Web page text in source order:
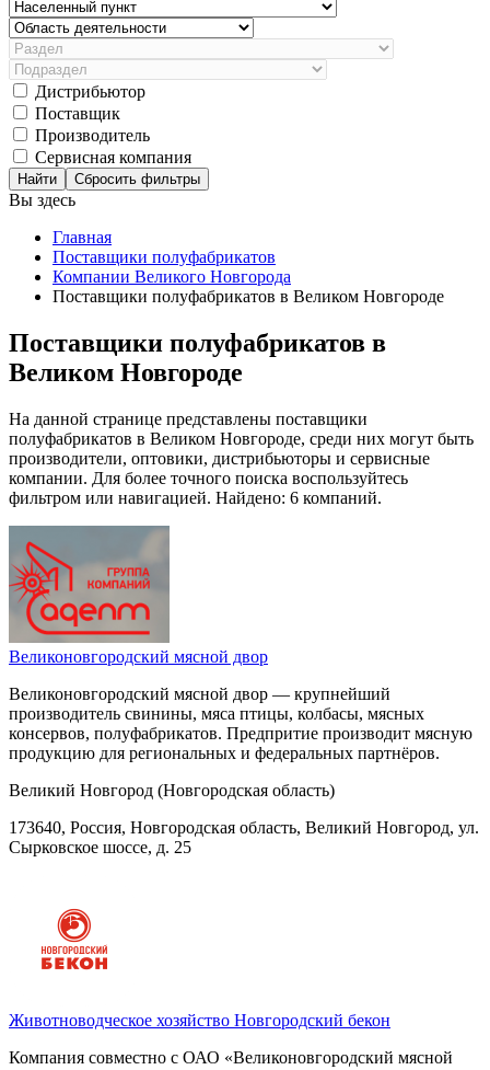
Дистрибьютор
Поставщик
Производитель
Сервисная компания
Сбросить фильтры
Вы здесь
Главная
Поставщики полуфабрикатов
Компании Великого Новгорода
Поставщики полуфабрикатов в Великом Новгороде
Поставщики полуфабрикатов в
Великом Новгороде
На данной странице представлены поставщики
полуфабрикатов в Великом Новгороде, среди них могут быть
производители, оптовики, дистрибьюторы и сервисные
компании. Для более точного поиска воспользуйтесь
фильтром или навигацией. Найдено: 6 компаний.
Великоновгородский мясной двор
Великоновгородский мясной двор — крупнейший
производитель свинины, мяса птицы, колбасы, мясных
консервов, полуфабрикатов. Предпритие производит мясную
продукцию для региональных и федеральных партнёров.
Великий Новгород (Новгородская область)
173640, Россия, Новгородская область, Великий Новгород, ул.
Сырковское шоссе, д. 25
Животноводческое хозяйство Новгородский бекон
Компания совместно с ОАО «Великоновгородский мясной